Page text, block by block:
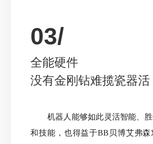
03/
全能硬件
没有金刚钻难揽瓷器活
机器人能够如此灵活智能、胜
和技能，也得益于BB贝博艾弗森